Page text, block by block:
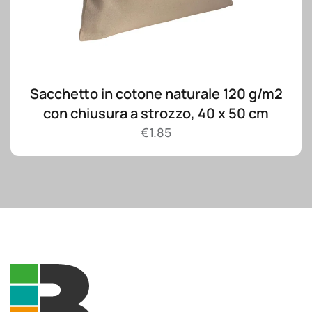
Sacchetto in cotone naturale 120 g/m2
con chiusura a strozzo, 40 x 50 cm
€1.85